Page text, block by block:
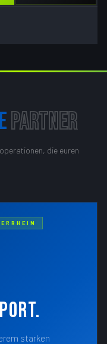
PARTNER
die euren
starken